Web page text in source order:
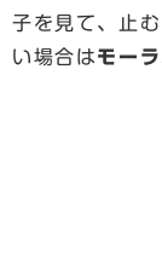
子を見て、止
い場合はモー